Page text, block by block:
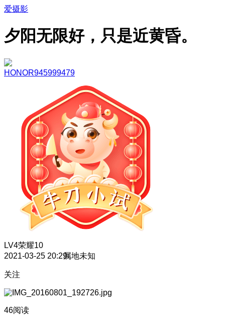
爱摄影
夕阳无限好，只是近黄昏。
HONOR945999479
LV4荣耀10
2021-03-25 20:29属地未知
关注
46阅读